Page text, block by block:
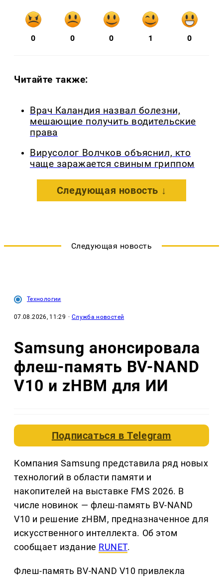
0 0 0 1 0
Читайте также:
Врач Каландия назвал болезни,
мешающие получить водительские
права
Вирусолог Волчков объяснил, кто
чаще заражается свиным гриппом
Следующая новость ↓
Следующая новость
Технологии
07.08.2026, 11:29 · Служба новостей
Samsung анонсировала
флеш-память BV-NAND
V10 и zHBM для ИИ
Подписаться вTelegram
Компания Samsung представила ряд новых
технологий в области памяти и
накопителей на выставке FMS 2026. В
числе новинок — флеш-память BV-NAND
V10 и решение zHBM, предназначенное для
искусственного интеллекта. Об этом
сообщает издание RUNET.
Флеш-память BV-NAND V10 привлекла